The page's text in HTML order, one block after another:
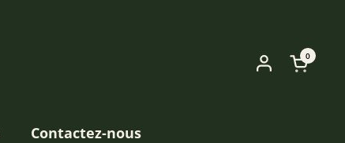
Ouvrir
0
Contactez-nous